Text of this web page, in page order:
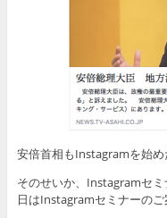
安倍首相もInstagramを始め
そのせいか、Instagramセ
日はInstagramセミナーのご